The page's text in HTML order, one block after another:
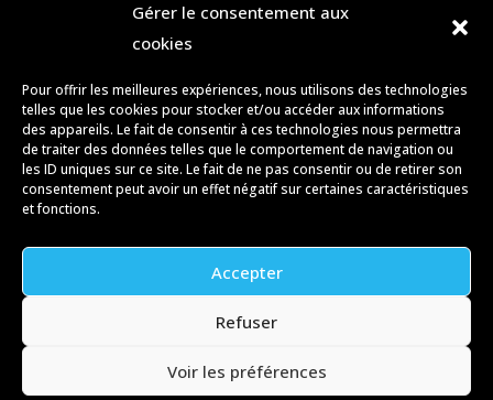
Gérer le consentement aux
cookies
Pour offrir les meilleures expériences, nous utilisons des technologies
telles que les cookies pour stocker et/ou accéder aux informations
des appareils. Le fait de consentir à ces technologies nous permettra
de traiter des données telles que le comportement de navigation ou
les ID uniques sur ce site. Le fait de ne pas consentir ou de retirer son
consentement peut avoir un effet négatif sur certaines caractéristiques
et fonctions.
Accepter
Refuser
Voir les préférences
CONTACT
 contact@dr-page.fr
 +590 690 756 945
Copyright © 2026 Dr Page
https://www.jesuiscreateurweb.fr